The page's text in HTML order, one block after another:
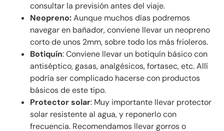
consultar la previsión antes del viaje.
Neopreno:Aunque muchos días podremos
navegar en bañador, conviene llevar un neopreno
corto de unos 2mm, sobre todo los más frioleros.
Botiquín: Conviene llevar un botiquín básico con
antiséptico, gasas, analgésicos, fortasec, etc. Allí
podría ser complicado hacerse con productos
básicos de este tipo.
Protector solar: Muy importante llevar protector
solar resistente al agua, y reponerlo con
frecuencia. Recomendamos llevar gorros o